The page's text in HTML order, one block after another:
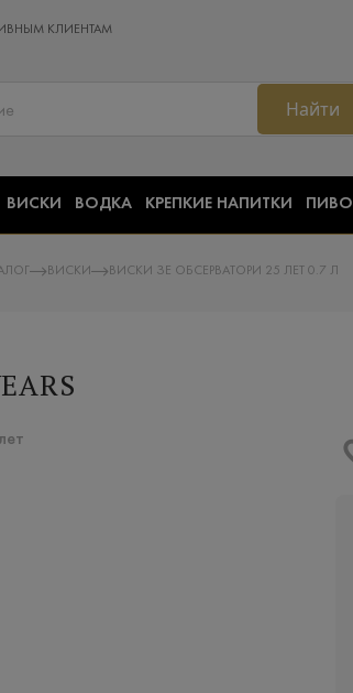
КЛИЕНТАМ
Найти
ВИСКИ ВОДКА КРЕПКИЕ НАПИТКИ ПИВО
ВИСКИ ВИСКИ ЗЕ ОБСЕРВАТОРИ 25 ЛЕТ 0.7 Л